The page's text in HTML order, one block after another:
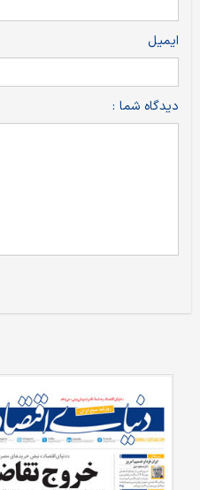
ایمیل
دیدگاه شما :